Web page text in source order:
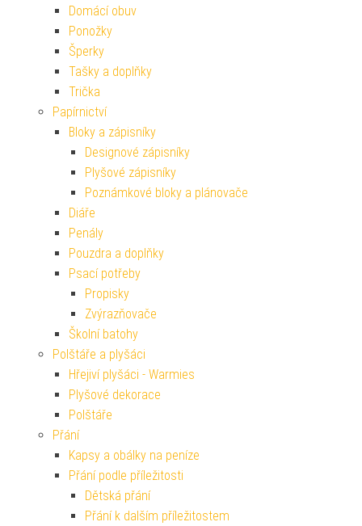
Domácí obuv
Ponožky
Šperky
Tašky a doplňky
Trička
Papírnictví
Bloky a zápisníky
Designové zápisníky
Plyšové zápisníky
Poznámkové bloky a plánovače
Diáře
Penály
Pouzdra a doplňky
Psací potřeby
Propisky
Zvýrazňovače
Školní batohy
Polštáře a plyšáci
Hřejiví plyšáci - Warmies
Plyšové dekorace
Polštáře
Přání
Kapsy a obálky na peníze
Přání podle příležitosti
Dětská přání
Přání k dalším příležitostem